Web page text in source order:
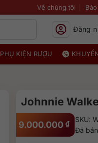
Về chúng tôi
Đăng
PHỤ KIỆN RƯỢU
Johnnie
9.000.000 ₫ SKU:
Đã